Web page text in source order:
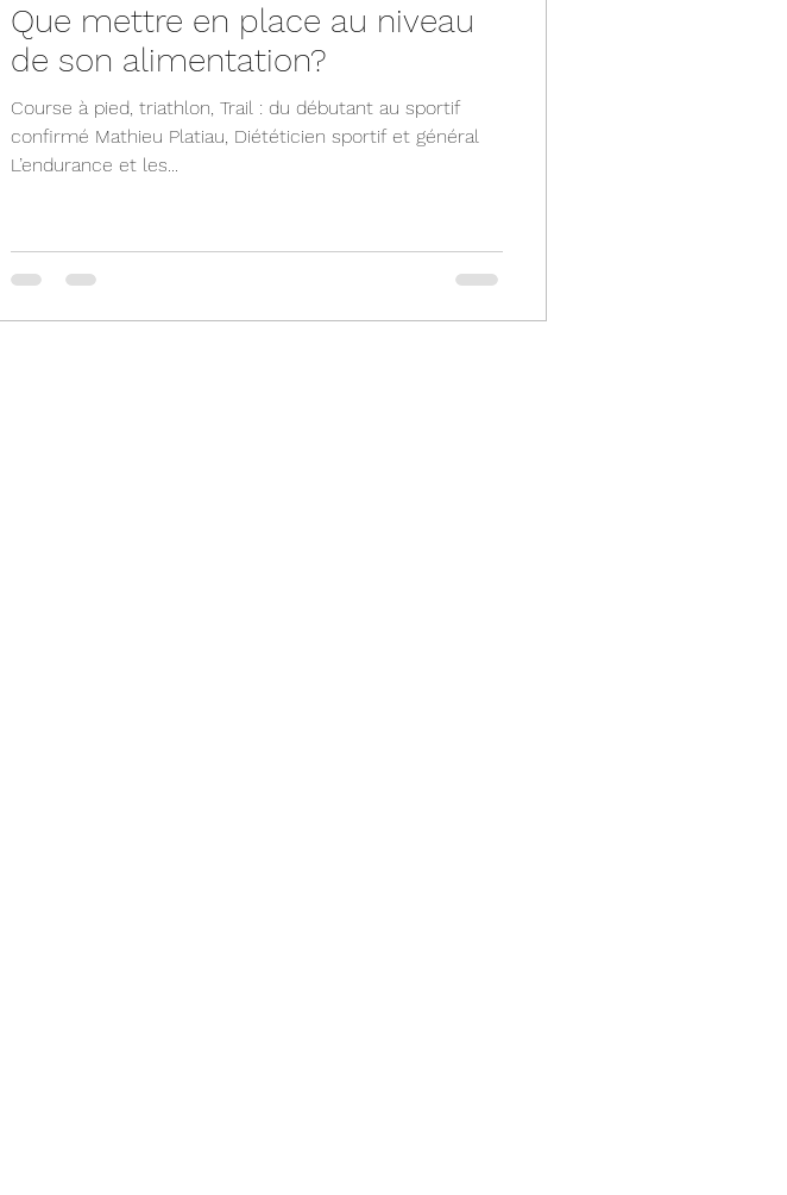
Que mettre en place au niveau
de son alimentation?
Course à pied, triathlon, Trail : du débutant au sportif
confirmé Mathieu Platiau, Diététicien sportif et général
L’endurance et les...